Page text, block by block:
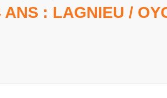
: LAGNIEU /